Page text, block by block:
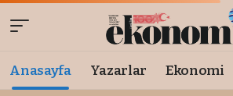
Anasayfa Yazarlar Ekonomi